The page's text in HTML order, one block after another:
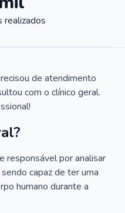
realizados
de atendimento
com o clínico geral.
responsável por analisar
capaz de ter uma
humano durante a